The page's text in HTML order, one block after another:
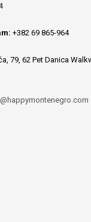
+382 69 865-964
79, 62 Pet Danica